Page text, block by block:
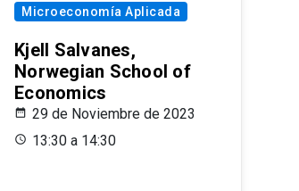
Microeconomía Aplicada
Kjell Salvanes,
Norwegian School of
Economics
29 de Noviembre de 2023
13:30 a 14:30